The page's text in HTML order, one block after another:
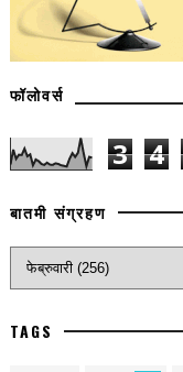
फॉलोवर्स
3 4
बातमी संग्रहण
TAGS